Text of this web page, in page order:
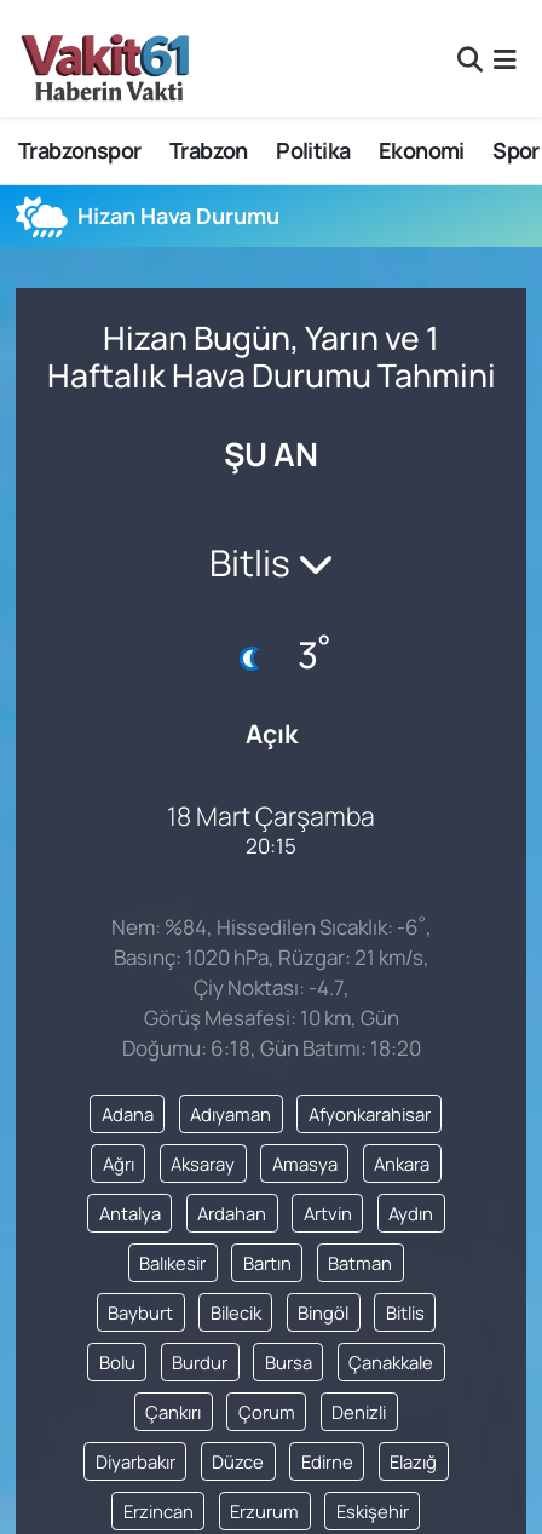
Trabzonspor Trabzon Politika Ekonomi Spor
Hizan Hava Durumu
Hizan Bugün, Yarın ve 1
Haftalık Hava Durumu Tahmini
ŞU AN
Bitlis
3°
Açık
18 Mart Çarşamba
20:15
Nem: %84, Hissedilen Sıcaklık: -6°,
Basınç: 1020 hPa, Rüzgar: 21 km/s,
Çiy Noktası: -4.7,
Görüş Mesafesi: 10 km, Gün
Doğumu: 6:18, Gün Batımı: 18:20
Adana Adıyaman Afyonkarahisar
Ağrı Aksaray Amasya Ankara
Antalya Ardahan Artvin Aydın
Balıkesir Bartın Batman
Bayburt Bilecik Bingöl Bitlis
Bolu Burdur Bursa Çanakkale
Çankırı Çorum Denizli
Diyarbakır Düzce Edirne Elazığ
Erzincan Erzurum Eskişehir
Nöbetçi Eczaneler
Hava Durumu
Namaz Vakitleri
Süper Lig Puan Durumu ve Fikstür
Son Dakika Haberleri